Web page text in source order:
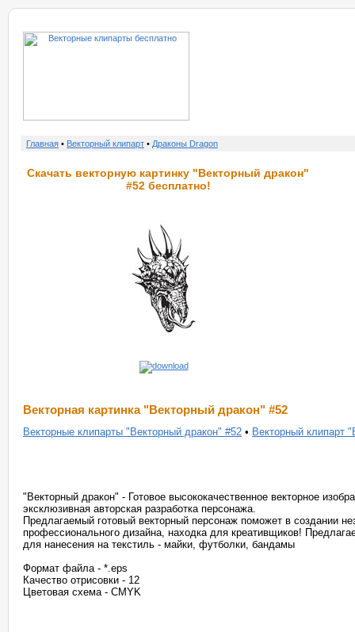
Главная • Векторный клипарт • Драконы Dragon
Скачать векторную картинку "Векторный дракон"
#52 бесплатно!
Векторная картинка "Векторный дракон" #52
Векторные клипарты "Векторный дракон" #52 • Векторный клипарт
"Векторный дракон" - Готовое высококачественное векторное
эксклюзивная авторская разработка персонажа.
Предлагаемый готовый векторный персонаж поможет в создании
профессионального дизайна, находка для креативщиков!
для нанесения на текстиль - майки, футболки, бандамы
Формат файла - *.eps
Качество отрисовки - 12
Цветовая схема - CMYK